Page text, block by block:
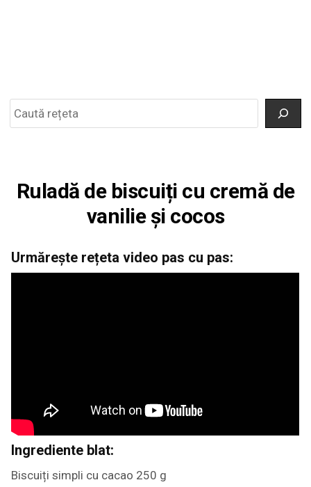
Ruladă de biscuiți cu cremă de
vanilie și cocos
Urmărește rețeta video pas cu pas:
Ingrediente blat:
Biscuiți simpli cu cacao 250 g